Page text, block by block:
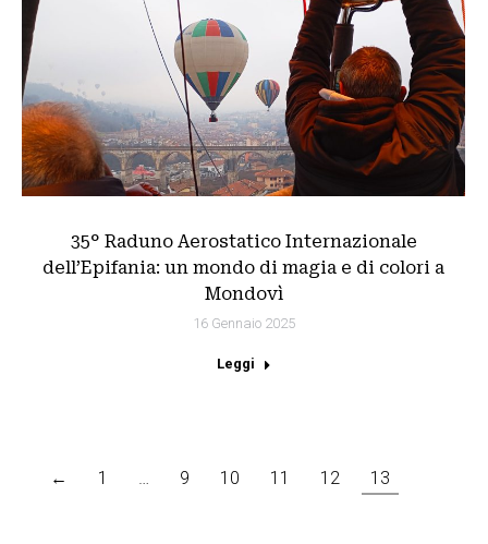
35° Raduno Aerostatico Internazionale
dell’Epifania: un mondo di magia e di colori a
Mondovì
16 Gennaio 2025
Leggi
← 1 … 9 10 11 12 13